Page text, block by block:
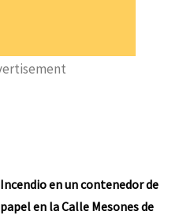
Incendio en un contenedor de
papel en la Calle Mesones de